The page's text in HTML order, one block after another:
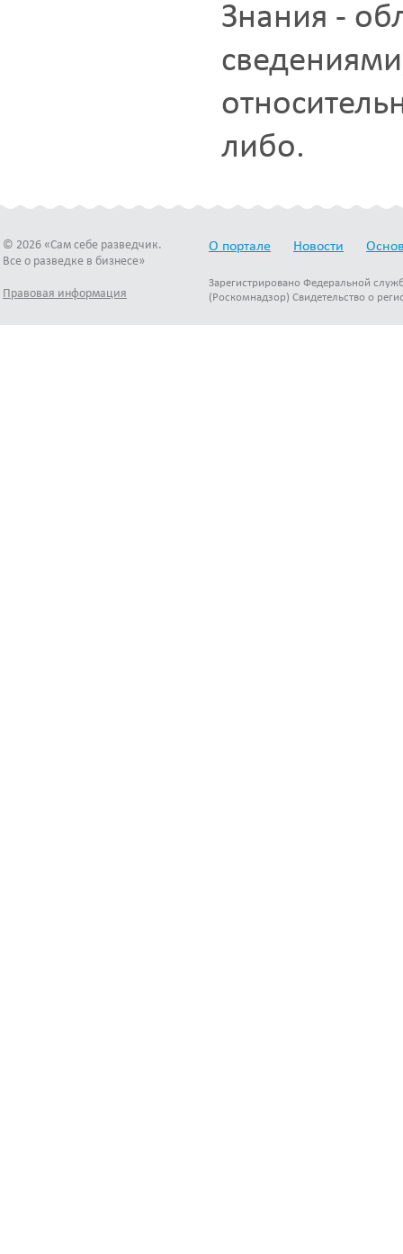
Знания -
либо.
© 2026 «Сам себе разведчик.
Все о разведке в бизнесе»
Правовая информация
О портале Новости
Зарегистрировано Федеральной
(Роскомнадзор) Свидетельство о